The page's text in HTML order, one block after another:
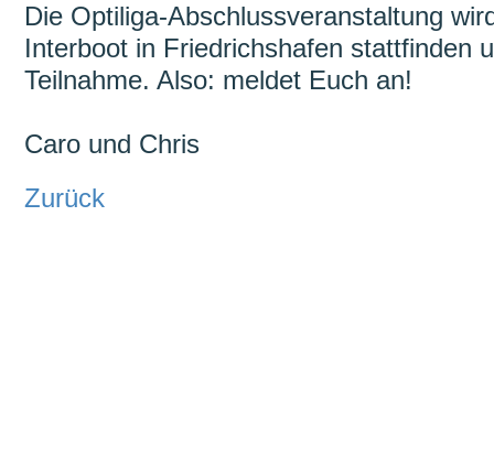
Die Optiliga-Abschlussveranstaltung
Interboot in Friedrichshafen stattfinden
Teilnahme. Also: meldet Euch an!
Caro und Chris
Zurück